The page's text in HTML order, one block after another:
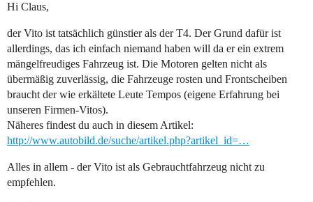
Hi Claus,
der Vito ist tatsächlich günstier als der T4. Der Grund dafür ist
allerdings, das ich einfach niemand haben will da er ein extrem
mängelfreudiges Fahrzeug ist. Die Motoren gelten nicht als
übermäßig zuverlässig, die Fahrzeuge rosten und Frontscheiben
braucht der wie erkältete Leute Tempos (eigene Erfahrung bei
unseren Firmen-Vitos).
Näheres findest du auch in diesem Artikel:
http://www.autobild.de/suche/artikel.php?artikel_id=…
Alles in allem - der Vito ist als Gebrauchtfahrzeug nicht zu
empfehlen.